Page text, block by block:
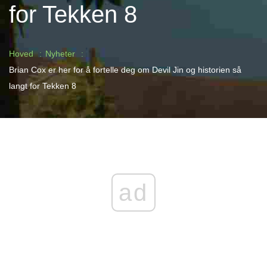
for Tekken 8
Hoved
Nyheter
Brian Cox er her for å fortelle deg om Devil Jin og historien så
langt for Tekken 8
ad